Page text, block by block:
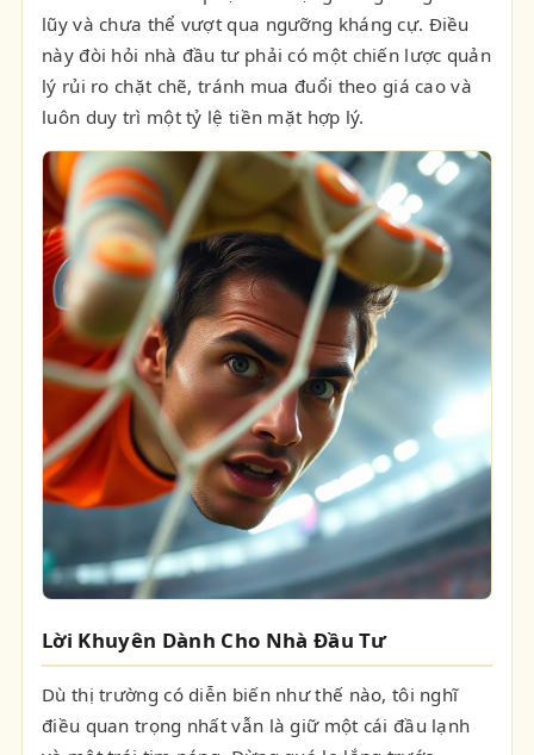
lũy và chưa thể vượt qua ngưỡng kháng cự. Điều
này đòi hỏi nhà đầu tư phải có một chiến lược quản
lý rủi ro chặt chẽ, tránh mua đuổi theo giá cao và
luôn duy trì một tỷ lệ tiền mặt hợp lý.
Lời Khuyên Dành Cho Nhà Đầu Tư
Dù thị trường có diễn biến như thế nào, tôi nghĩ
điều quan trọng nhất vẫn là giữ một cái đầu lạnh